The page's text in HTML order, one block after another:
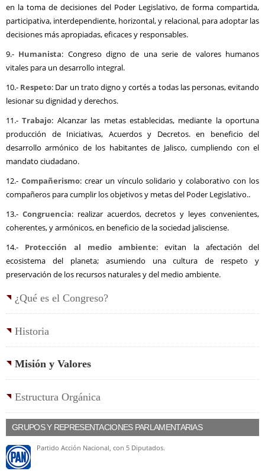
en la toma de decisiones del Poder Legislativo, de forma compartida,
participativa, interdependiente, horizontal, y relacional, para adoptar las
decisiones más apropiadas, eficaces y responsables.
9.- Humanista: Congreso digno de una serie de valores humanos
vitales para un desarrollo integral.
10.- Respeto: Dar un trato digno y cortés a todas las personas, evitando
lesionar su dignidad y derechos.
11.-Trabajo: Alcanzar las metas establecidas, mediante la oportuna
producción de Iniciativas, Acuerdos y Decretos. en beneficio del
desarrollo armónico de los habitantes de Jalisco, cumpliendo con el
mandato ciudadano.
12.- Compañerismo: crear un vínculo solidario y colaborativo con los
compañeros para cumplir los objetivos y metas del Poder Legislativo..
13.- Congruencia: realizar acuerdos, decretos y leyes convenientes,
coherentes, y armónicos, en beneficio de la sociedad jalisciense.
14.- Protección al medio ambiente: evitan la afectación del
ecosistema del planeta; asumiendo una cultura de respeto y
preservación de los recursos naturales y del medio ambiente.
¿Qué es el Congreso?
Historia
Misión y Valores
Estructura Orgánica
GRUPOS Y REPRESENTACIONES PARLAMENTARIAS
Partido Acción Nacional, con 5 Diputados.